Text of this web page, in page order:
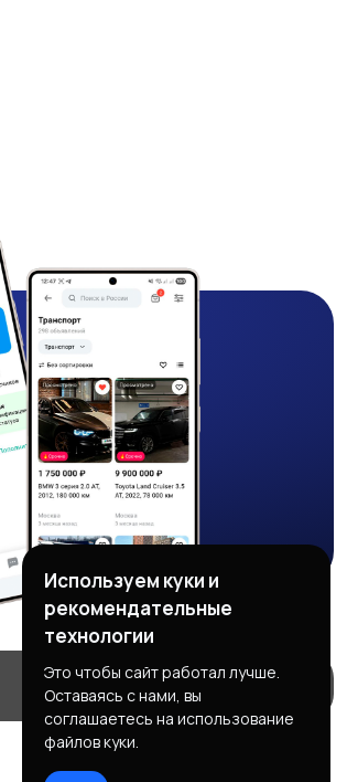
Используем куки и
рекомендательные
технологии
Это чтобы сайт работал лучше.
Оставаясь с нами, вы
соглашаетесь на использование
файлов куки.